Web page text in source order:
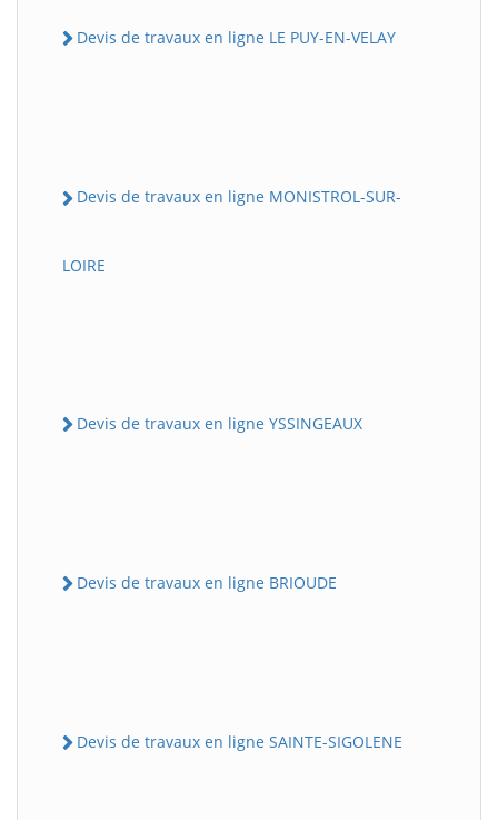
Devis de travaux en ligne LE PUY-EN-VELAY
Devis de travaux en ligne MONISTROL-SUR-
LOIRE
Devis de travaux en ligne YSSINGEAUX
Devis de travaux en ligne BRIOUDE
Devis de travaux en ligne SAINTE-SIGOLENE